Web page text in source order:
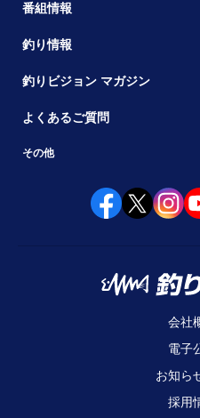
番組情報
釣り情報
釣りビジョン マガジン
よくあるご質問
その他
会社
電子
お知ら
採用